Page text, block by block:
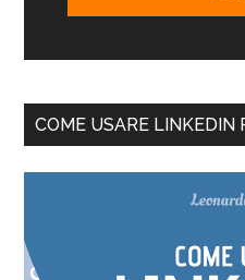
COME USARE LINKEDIN